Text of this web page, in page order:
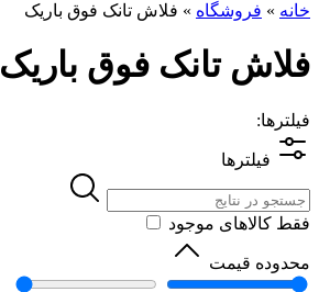
خانه » فروشگاه » فلاش تانک فوق باریک
فلاش تانک فوق باریک
فیلترها:
فیلترها
فقط کالاهای موجود
محدوده قیمت